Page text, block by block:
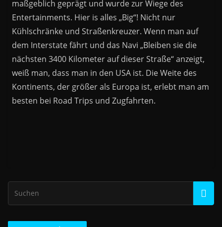
maßgeblich geprägt und wurde zur Wiege des
Entertainments. Hier is alles „Big“! Nicht nur
Kühlschränke und Straßenkreuzer. Wenn man auf
dem Interstate fährt und das Navi „Bleiben sie die
nächsten 3400 Kilometer auf dieser Straße“ anzeigt,
weiß man, dass man in den USA ist. Die Weite des
Kontinents, der größer als Europa ist, erlebt man am
besten bei Road Trips und Zugfahrten.